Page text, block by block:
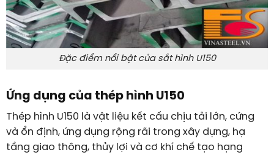
Đặc điểm nổi bật của sắt hình U150
Ứng dụng của thép hình U150
Thép hình U150 là vật liệu kết cấu chịu tải lớn, cứng
và ổn định, ứng dụng rộng rãi trong xây dựng, hạ
tầng giao thông, thủy lợi và cơ khí chế tạo hạng